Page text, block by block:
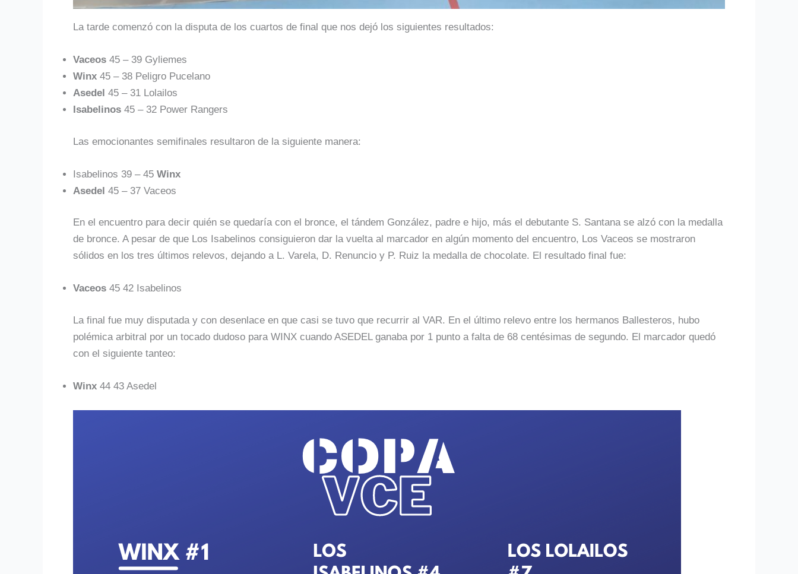
La tarde comenzó con la disputa de los cuartos de final que nos dejó los siguientes resultados:
Vaceos 45 – 39 Gyliemes
Winx 45 – 38 Peligro Pucelano
Asedel 45 – 31 Lolailos
Isabelinos 45 – 32 Power Rangers
Las emocionantes semifinales resultaron de la siguiente manera:
Isabelinos 39 – 45 Winx
Asedel 45 – 37 Vaceos
En el encuentro para decir quién se quedaría con el bronce, el tándem González, padre e hijo, más el debutante S. Santana se alzó con la medalla
de bronce. A pesar de que Los Isabelinos consiguieron dar la vuelta al marcador en algún momento del encuentro, Los Vaceos se mostraron
sólidos en los tres últimos relevos, dejando a L. Varela, D. Renuncio y P. Ruiz la medalla de chocolate. El resultado final fue:
Vaceos 45 42 Isabelinos
La final fue muy disputada y con desenlace en que casi se tuvo que recurrir al VAR. En el último relevo entre los hermanos Ballesteros, hubo
polémica arbitral por un tocado dudoso para WINX cuando ASEDEL ganaba por 1 punto a falta de 68 centésimas de segundo. El marcador quedó
con el siguiente tanteo:
Winx 44 43 Asedel